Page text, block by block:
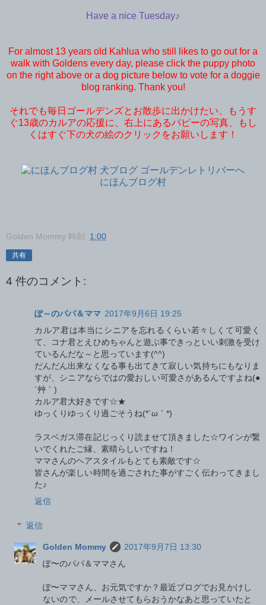
Have a nice Tuesday♪
For almost 13 years old Kahlua who still likes to go out for a
walk with Goldens every day, please click the puppy photo
on the right above or a dog picture below to vote for a doggie
blog ranking. Thank you!
それでも毎日ゴールデンズとお散歩に出かけたい、もうす
ぐ13歳のカルアの応援に、右上にあるパピーの写真、もし
くはすぐ下の犬の絵のクリックをお願いします！
にほんブログ村
Golden Mommy 時刻: 1:00
共有
4 件のコメント:
ぽ～のパパ＆ママ 2017年9月6日 19:25
カルア君は本当にシニアを忘れるくらい若々しくて可愛く
て、コナ君とえひめちゃんと遊ぶ事できっといい刺激を受け
ているんだな～と思っています(^^)
だんだん出来なくなる事も出てきて寂しい気持ちにもなりま
すが、シニアならではの愛おしい可愛さがあるんですよね(●
´艸｀)
カルア君大好きです☆★
ゆっくりゆっくり過ごそうね(*´ω｀*)
ラスベガス滞在記じっくり読ませて頂きました☆ワインが繋
いでくれたご縁、素晴らしいですね！
ママさんのヘアスタイルもとても素敵です☆
皆さんが楽しい時間を過ごされた事がすごく伝わってきまし
た♪
返信
返信
Golden Mommy
2017年9月7日 13:30
ぽ〜のパパ＆ママさん
ぽ〜ママさん、お元気ですか？最近ブログでお見かけし
ないので、メールさせてもらおうかなあと思っていたと